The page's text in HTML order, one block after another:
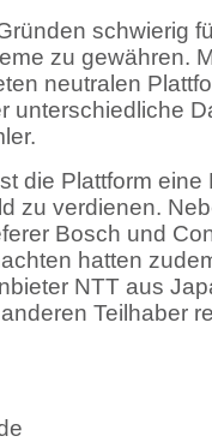
schwierig
zu gewähren.
neutralen
unterschiedliche
die Plattform eine
zu verdienen.
Bosch und
hatten
NTT aus
Teilhaber